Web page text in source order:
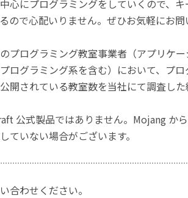
心にプログラミングをしていくので、
ので心配いりません。ぜひお気軽にお問
プログラミング教室事業者（アプリケ
ログラミング系を含む）において、プ
開されている教室数を当社にて調査した
公式製品ではありません。Mojang
ていない場合がございます。
合わせください。